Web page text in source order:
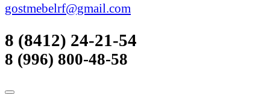
gostmebelrf@gmail.com
8 (8412) 24-21-54
8 (996) 800-48-58